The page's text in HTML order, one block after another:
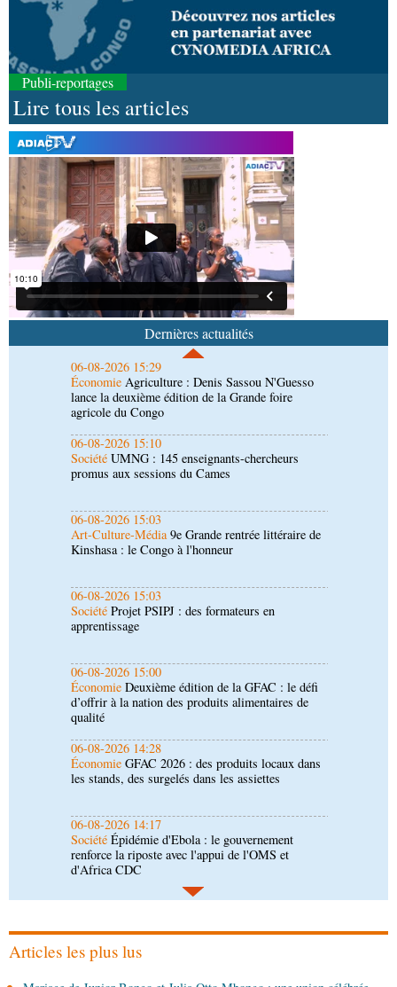
Publi-reportages
Lire tous les articles
Dernières actualités
06-08-2026 16:37
SociétéDiaspora : rencontre des Congolais de
l'étranger à Brazzaville
Agriculture : Denis Sassou N'Guesso
lance la deuxième édition de la Grande foire
agricole du Congo
06-08-2026 15:10
SociétéUMNG : 145 enseignants-chercheurs
promus aux sessions du Cames
06-08-2026 15:03
Art-Culture-Média9e Grande rentrée littéraire de
Kinshasa : le Congo à l'honneur
06-08-2026 15:03
SociétéProjet PSIPJ : des formateurs en
apprentissage
06-08-2026 15:00
ÉconomieDeuxième édition de la GFAC : le défi
d’offrir à la nation des produits alimentaires de
06-08-2026 14:28
Économie GFAC 2026 : des produits locaux dans
les stands, des surgelés dans les assiettes
06-08-2026 14:17
SociétéÉpidémie d'Ebola : le gouvernement
renforce la riposte avec l'appui de l'OMS et
06-08-2026 12:38
SportCommuniqué : Samira Leonie, nouvelle
ambassadrice de la marque 1xBet Congo-
Brazzaville
06-08-2026 09:30
Ecofin s’imprègne des réalités du CHU-B
Articles les plus lus